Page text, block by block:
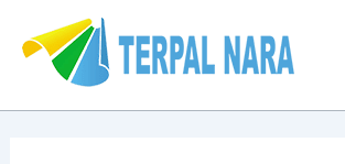
konten
navigation